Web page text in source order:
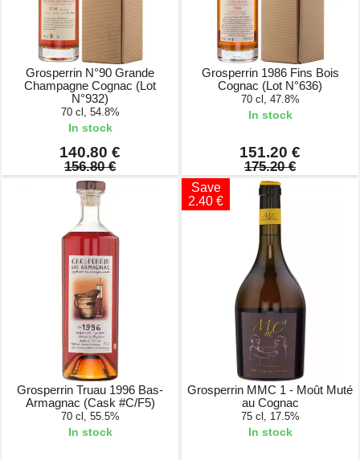
Grosperrin N°90 Grande
Champagne Cognac (Lot
N°932)
70 cl, 54.8%
In stock
140.80 €
156.80 €
Grosperrin 1986 Fins Bois
Cognac (Lot N°636)
70 cl, 47.8%
In stock
151.20 €
175.20 €
Grosperrin Truau 1996 Bas-
Armagnac (Cask #C/F5)
70 cl, 55.5%
In stock
Save
2.40 €
Grosperrin MMC 1 - Moût Muté
au Cognac
75 cl, 17.5%
In stock